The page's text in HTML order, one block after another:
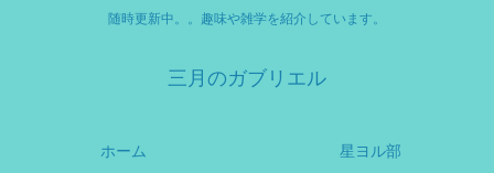
随時更新中。。趣味や雑学を紹介しています。
三月のガブリエル
ホーム 星ヨル部